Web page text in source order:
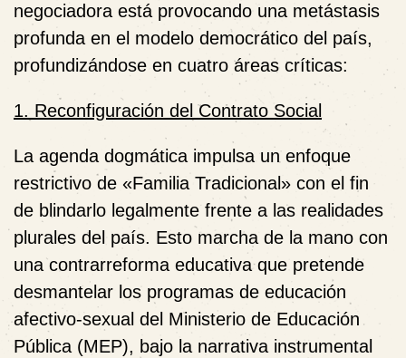
negociadora está provocando una metástasis
profunda en el modelo democrático del país,
profundizándose en cuatro áreas críticas:
1. Reconfiguración del Contrato Social
La agenda dogmática impulsa un enfoque
restrictivo de «Familia Tradicional» con el fin
de blindarlo legalmente frente a las realidades
plurales del país. Esto marcha de la mano con
una contrarreforma educativa que pretende
desmantelar los programas de educación
afectivo-sexual del Ministerio de Educación
Pública (MEP), bajo la narrativa instrumental